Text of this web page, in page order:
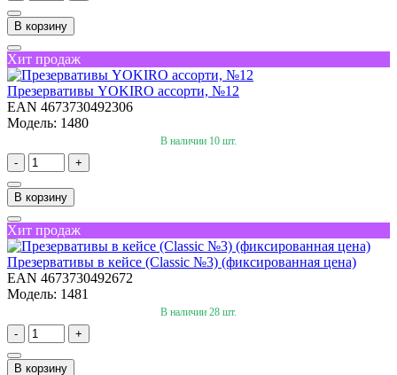
В корзину
Хит продаж
Презервативы YOKIRO ассорти, №12
EAN 4673730492306
Модель: 1480
В наличии 10 шт.
- +
В корзину
Хит продаж
Презервативы в кейсе (Classic №3) (фиксированная цена)
EAN 4673730492672
Модель: 1481
В наличии 28 шт.
- +
В корзину